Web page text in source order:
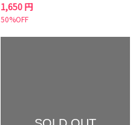
1,650 円
50%OFF